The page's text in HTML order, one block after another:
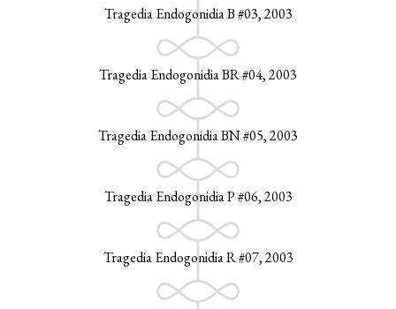
Tragedia Endogonidia B #03, 2003
Tragedia Endogonidia BR #04, 2003
Tragedia Endogonidia BN #05, 2003
Tragedia Endogonidia P #06, 2003
Tragedia Endogonidia R #07, 2003